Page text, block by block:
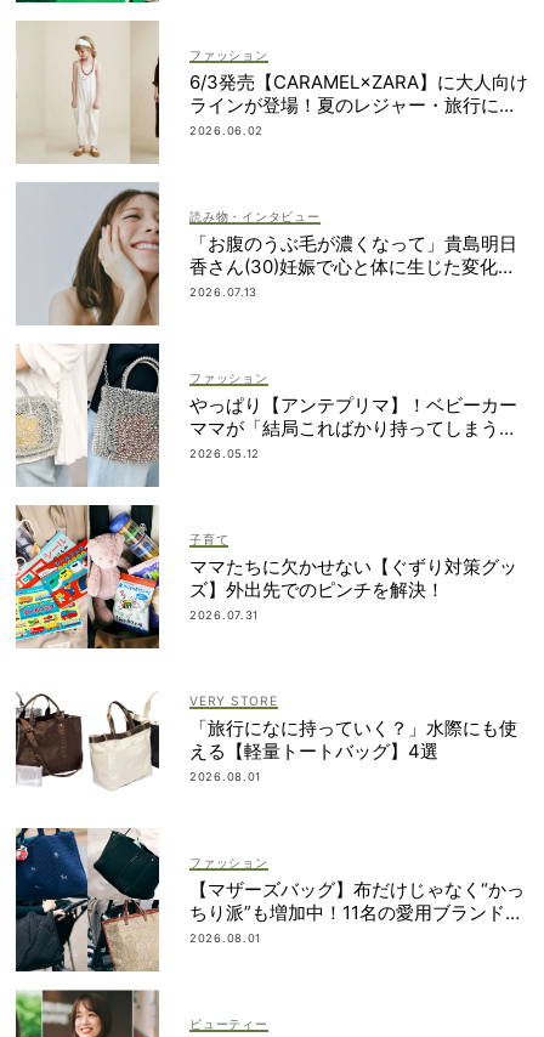
ファッション
6/3発売【CARAMEL×ZARA】に大人向け
ラインが登場！夏のレジャー・旅行にも
おすすめ
2026.06.02
読み物・インタビュー
「お腹のうぶ毛が濃くなって」貴島明日
香さん(30)妊娠で心と体に生じた変化も
「愛しいです」
2026.07.13
ファッション
やっぱり【アンテプリマ】！ベビーカー
ママが「結局こればかり持ってしまう」
納得の理由
2026.05.12
子育て
ママたちに欠かせない【ぐずり対策グッ
ズ】外出先でのピンチを解決！
2026.07.31
VERY STORE
「旅行になに持っていく？」水際にも使
える【軽量トートバッグ】4選
2026.08.01
ファッション
【マザーズバッグ】布だけじゃなく“かっ
ちり派”も増加中！11名の愛用ブランド
は？
2026.08.01
ビューティー